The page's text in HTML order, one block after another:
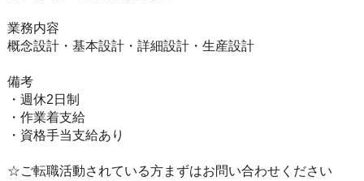
業務内容
概念設計・基本設計・詳細設計・生産設計
備考
・週休2日制
・作業着支給
・資格手当支給あり
☆ご転職活動されている方まずはお問い合わせください